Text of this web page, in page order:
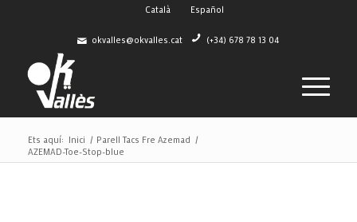
Català Español
okvalles@okvalles.cat (+34) 678 78 13 04
Ets aquí: Inici / Parell Tacs Fre Azemad /
AZEMAD-Toe-Stop-blue